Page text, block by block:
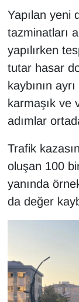
Yapılan yeni
tazminatları
yapılırken
tutar hasar
kaybının
karmaşık ve
adımlar
Trafik
oluşan 100
yanında
da değer